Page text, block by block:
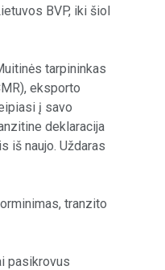
BVP, iki šiol
tarpininkas
eksporto
į savo
deklaracija
iš naujo. Uždaras
tranzito
pasikrovus